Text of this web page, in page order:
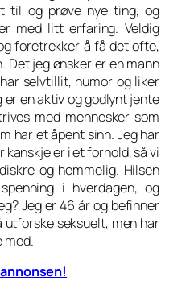
til og prøve nye ting, og
med litt erfaring. Veldig
foretrekker å få det ofte,
Det jeg ønsker er en mann
selvtillit, humor og liker
er en aktiv og godlynt jente
med mennesker som
har et åpent sinn. Jeg har
er i et forhold, så vi
og hemmelig. Hilsen
i hverdagen, og
Jeg er 46 år og befinner
seksuelt, men har
med.